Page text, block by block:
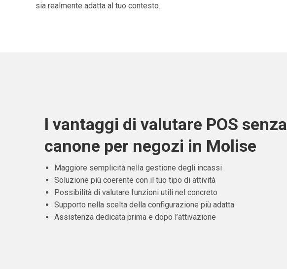
sia realmente adatta al tuo contesto.
I vantaggi di valutare POS senza
canone per negozi in Molise
Maggiore semplicità nella gestione degli incassi
Soluzione più coerente con il tuo tipo di attività
Possibilità di valutare funzioni utili nel concreto
Supporto nella scelta della configurazione più adatta
Assistenza dedicata prima e dopo l’attivazione